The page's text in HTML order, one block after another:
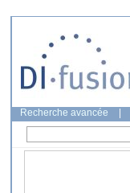
Recherche avancée